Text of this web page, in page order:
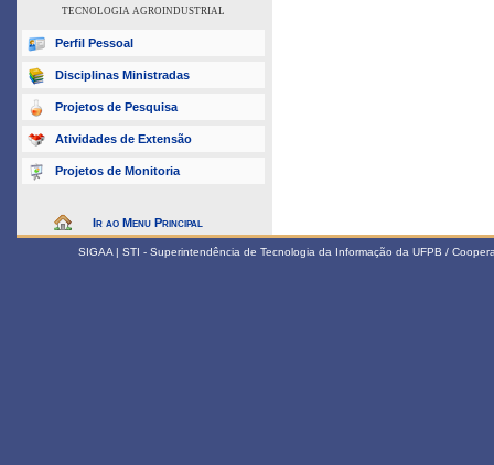
TECNOLOGIA AGROINDUSTRIAL
Perfil Pessoal
Disciplinas Ministradas
Projetos de Pesquisa
Atividades de Extensão
Projetos de Monitoria
Ir ao Menu Principal
SIGAA | STI - Superintendência de Tecnologia da Informação da UFPB /